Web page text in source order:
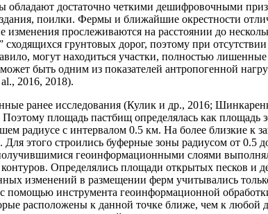
обладают достаточно четкими дешифровочными
поилки. Фермы и ближайшие окрестности
изменения прослеживаются на расстоянии до
грунтовых дорог, поэтому при
могут находиться участки, полностью
быть одним из показателей антропогенной
2016, 2018).
ранее исследования (Кулик и др., 2016;
площадь пастбищ определялась как
радиусе с интервалом 0.5 км. На более близкие к
этого строились буферные зоны радиусом от 0.5
геоинформационными слоями
Определялись площади открытых песков
изменений в размещении ферм учитывались
помощью инструмента геоинформационной
расположены к данной точке ближе, чем к